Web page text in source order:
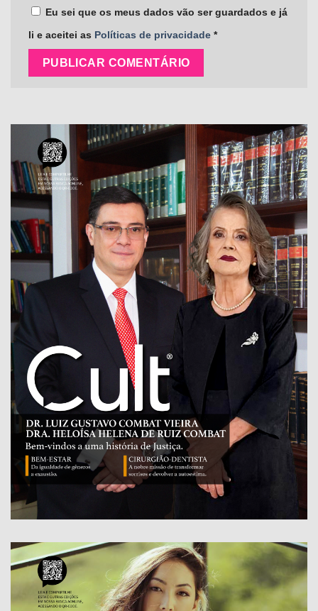
Eu sei que os meus dados vão ser guardados e já
li e aceitei as Políticas de privacidade *